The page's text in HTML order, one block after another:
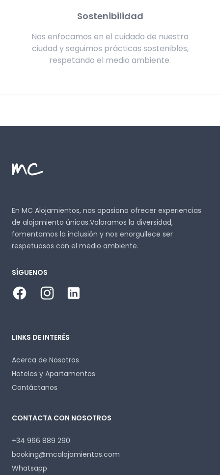
Sostenibilidad
Nos enfocamos en el cuidado de nuestra
ciudad y seguimos prácticas sostenibles,
respetando el medio ambiente.
En MC Alojamientos, nos apasiona ofrecer experiencias
de alojamiento únicas.Valoramos la diversidad,
fomentamos la inclusión y nos enorgullece ser
respetuosos con el medio ambiente.
SÍGUENOS
FacebookInstagram
LinkedIn
LINKS DE INTERÉS
Acerca de Nosotros
Hoteles y Apartamentos
Contáctanos
CONTACTA CON NOSOTROS
+34 966 889 290
booking@mcalojamientos.com
Whatsapp